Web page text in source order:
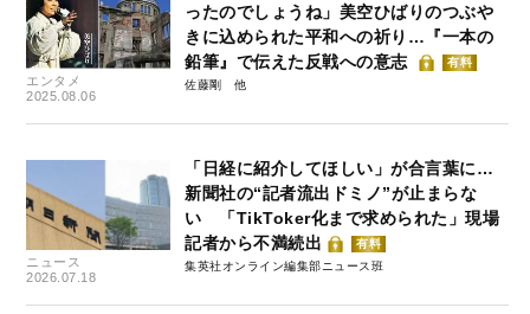
エンタメ
2025.08.06
ったのでしょうね」美空ひばりのつぶや
きに込められた平和への祈り…『一本の
鉛筆』で伝えた反戦への意志
有料
佐藤剛
ニュース
2026.07.18
「日経に紹介してほしい」が合言葉に…
新聞社の“記者流出ドミノ”が止まらな
い 「TikToker化まで求められた」現場
記者から不満続出
有料
集英社オンライン編集部ニュース班